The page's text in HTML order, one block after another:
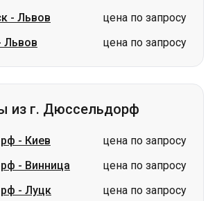
- Львов
цена по запросу
Львов цена по запросу
из г. Дюссельдорф
- Киев
цена по запросу
- Винница
цена по запросу
- Луцк
цена по запросу